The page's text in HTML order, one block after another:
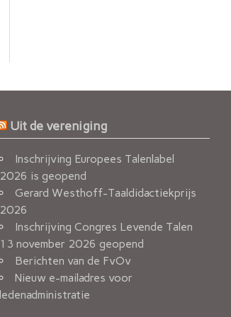
Uit de vereniging
Inschrijving Europees Talenlabel
2026 is geopend
Gerard Westhoff-Taaldidactiekprijs
2026
Inschrijving Congres Levende Talen
13 november 2026 geopend
Berichten van de FvOv
Nieuw e-mailadres voor
ledenadministratie